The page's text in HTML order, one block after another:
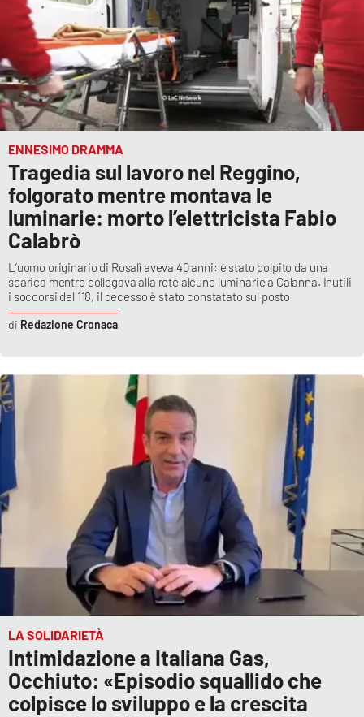
ENNESIMO DRAMMA
Tragedia sul lavoro nel Reggino,
folgorato mentre montava le
luminarie: morto l’elettricista Fabio
Calabrò
L’uomo originario di Rosalì aveva 40 anni: è stato colpito da una
scarica mentre collegava alla rete alcune luminarie a Calanna. Inutili
i soccorsi del 118, il decesso è stato constatato sul posto
Redazione Cronaca
LA SOLIDARIETÀ
Intimidazione a Italiana Gas,
Occhiuto: «Episodio squallido che
colpisce lo sviluppo e la crescita